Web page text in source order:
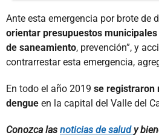
Ante esta emergencia por brote de
orientar presupuestos
de saneamiento, prevención”, y
contrarrestar esta emergencia,
En todo el año 2019 se registraron
dengue en la capital del Valle del
Conozca las noticias de saludy